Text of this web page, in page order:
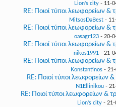
Lion's city- 11-
RE: Ποιοί τύποι λεωφορείων
MitsosDaBest -
RE: Ποιοί τύποι λεωφορείων
oasagr123- 20-
RE: Ποιοί τύποι λεωφορείων
nikos1991 - 21-
RE: Ποιοί τύποι λεωφορείων
Konstantinos- 21-
RE: Ποιοί τύποι λεωφορείων
N1Ellinikou-
RE: Ποιοί τύποι λεωφορείων &
Lion's city - 21-